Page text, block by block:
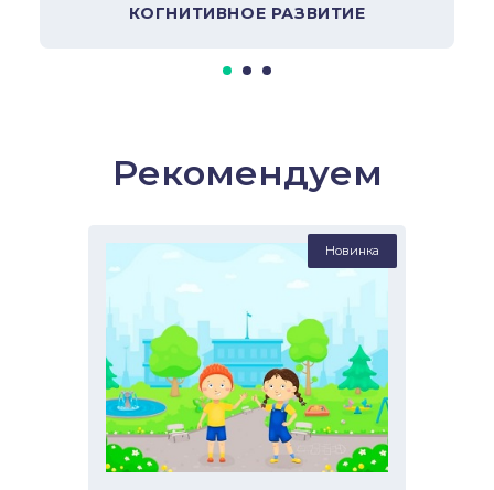
КОГНИТИВНОЕ РАЗВИТИЕ
Рекомендуем
Новинка